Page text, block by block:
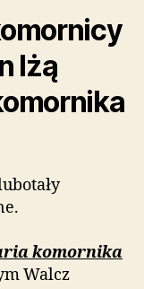
lżą
komornika
Walcz